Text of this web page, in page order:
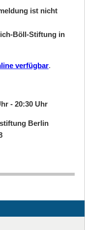
ist nicht
Böll-Stiftung in
verfügbar.
- 20:30 Uhr
Berlin